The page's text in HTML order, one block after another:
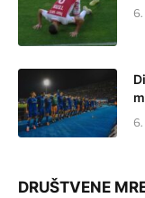
DRUŠTVENE